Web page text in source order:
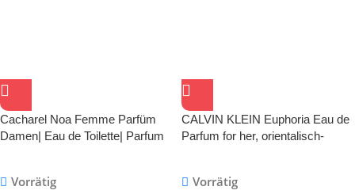
Cacharel Noa Femme Parfüm
Damen| Eau de Toilette| Parfum
Blumiger Duft
Vorrätig
CALVIN KLEIN Euphoria Eau de
Parfum for her, orientalisch-
Vorrätig